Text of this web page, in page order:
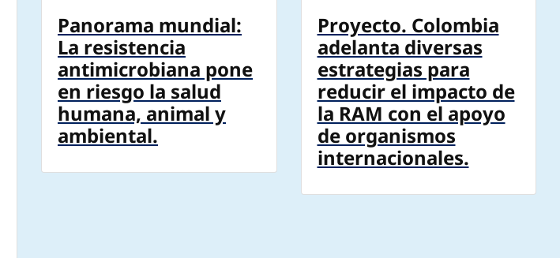
Panorama mundial:
La resistencia
antimicrobiana pone
en riesgo la salud
humana, animal y
ambiental.
Proyecto. Colombia
adelanta diversas
estrategias para
reducir el impacto de
la RAM con el apoyo
de organismos
internacionales.